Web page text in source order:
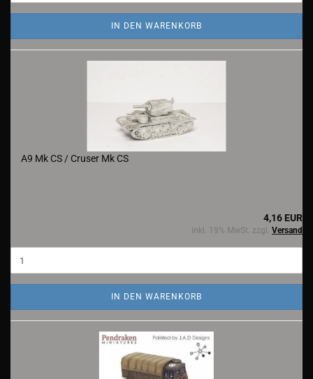
IN DEN WARENKORB
A9 Mk CS / Cruser Mk CS
4,16 EUR
inkl. 19% MwSt. zzgl. Versand
IN DEN WARENKORB